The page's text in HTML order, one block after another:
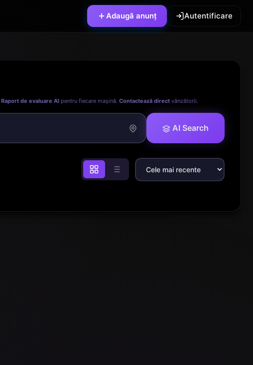
Adaugă anunț Autentificare
Raport de evaluare AI pentru fiecare mașină. Contactează direct vânzătorii.
AI Search